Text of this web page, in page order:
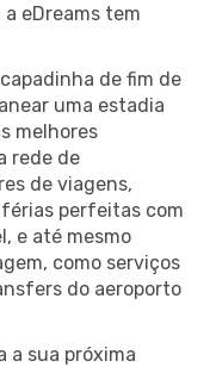
eDreams tem
de fim de
uma estadia
melhores
rede de
de viagens,
perfeitas com
e até mesmo
como serviços
do aeroporto
a sua próxima